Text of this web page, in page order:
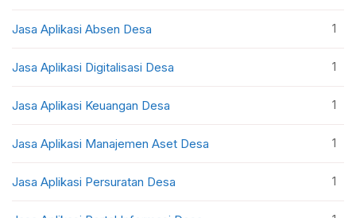
Jasa Aplikasi Absen Desa 1
Jasa Aplikasi Digitalisasi Desa 1
Jasa Aplikasi Keuangan Desa 1
Jasa Aplikasi Manajemen Aset Desa 1
Jasa Aplikasi Persuratan Desa 1